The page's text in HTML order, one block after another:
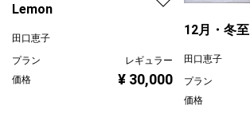
Lemon
田口恵子
プラン
レギュラー
価格
¥ 30,000
12月・冬至
田口恵子
プラン
価格